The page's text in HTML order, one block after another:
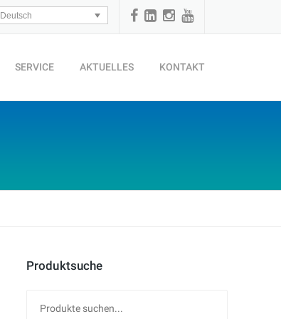
Deutsch
SERVICE AKTUELLES KONTAKT
Produktsuche